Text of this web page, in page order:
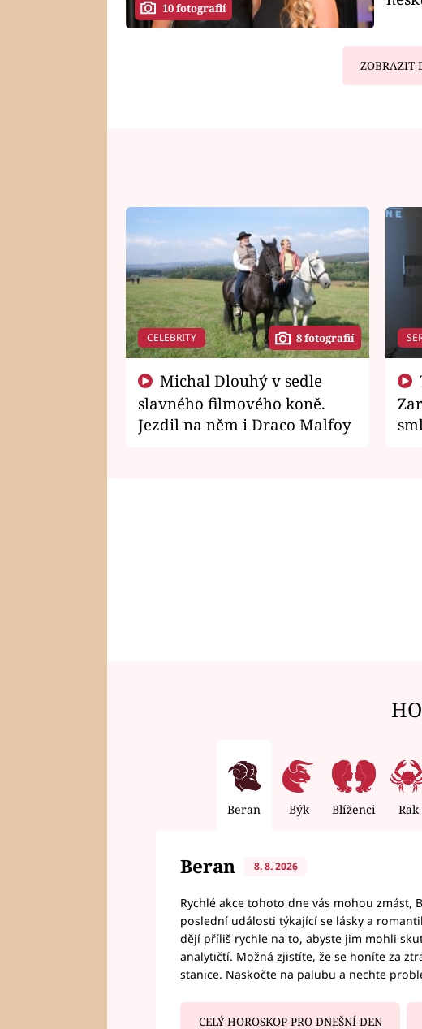
10 fotografií
ZOBRAZIT
CELEBRITY 8 fotografií
slavného filmového koně.
Jezdil na něm i Draco Malfoy
Beran Býk Blíženci Rak
Beran 8. 8. 2026
Rychlé akce tohoto dne vás mohou zmást,
poslední události týkající se lásky a
dějí příliš rychle na to, abyste jim mohli
analytičtí. Možná zjistíte, že se honíte za
stanice. Naskočte na palubu a nechte
CELÝ HOROSKOP PRO DNEŠNÍ DEN